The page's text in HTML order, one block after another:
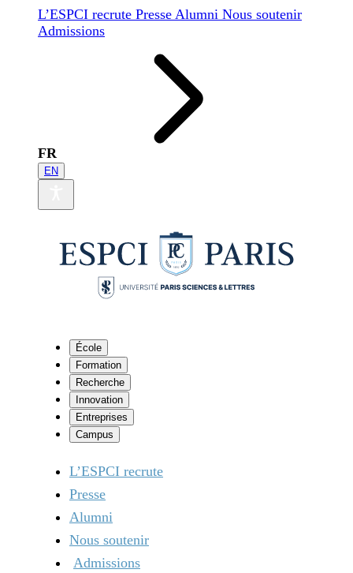
L’ESPCI recrute Presse Alumni Nous soutenir
Admissions
FR
EN
École
Formation
Recherche
Innovation
Entreprises
Campus
L’ESPCI recrute
Presse
Alumni
Nous soutenir
Admissions